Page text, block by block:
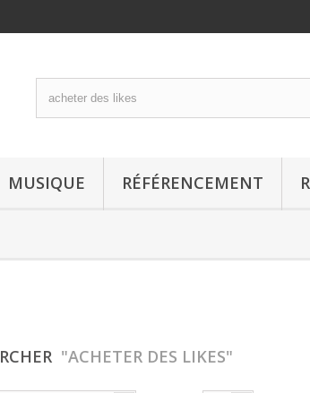
MUSIQUE RÉFÉRENCEMENT
"ACHETER DES LIKES"